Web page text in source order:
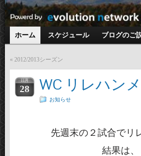
ホーム スケジュール ブログのご
« 2012/2013シーズン
11月
28 WC リレハン
お知らせ
先週末の２試合でリ
結果は